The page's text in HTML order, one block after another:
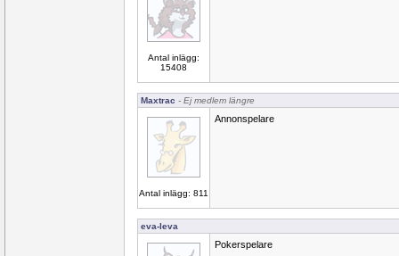
Antal inlägg:
15408
Maxtrac - Ej medlem längre
Antal inlägg: 811
Annonspelare
eva-leva
Pokerspelare